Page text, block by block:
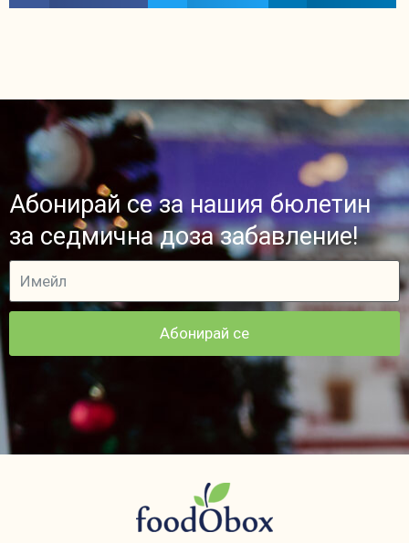
Абонирай се за нашия бюлетин
за седмична доза забавление!
Абонирай се